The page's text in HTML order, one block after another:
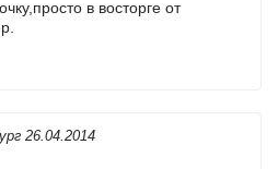
в восторге от
26.04.2014